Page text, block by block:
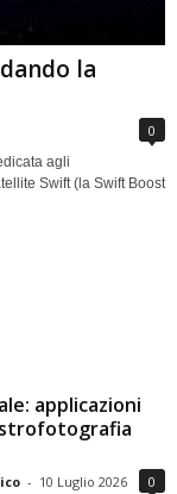
la
0
agli
Swift (la Swift Boost
applicazioni
- 10 Luglio 2026 0